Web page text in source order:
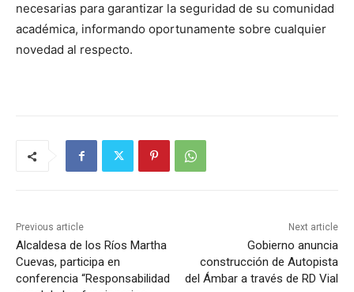
necesarias para garantizar la seguridad de su comunidad
académica, informando oportunamente sobre cualquier
novedad al respecto.
Previous article
Alcaldesa de los Ríos Martha
Cuevas, participa en
conferencia “Responsabilidad
Next article
Gobierno anuncia
construcción de Autopista
del Ámbar a través de RD Vial